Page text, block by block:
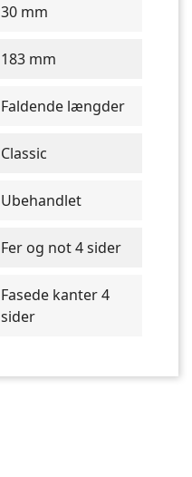
30 mm
183 mm
Faldende længder
Classic
Ubehandlet
Fer og not 4 sider
Fasede kanter 4
sider